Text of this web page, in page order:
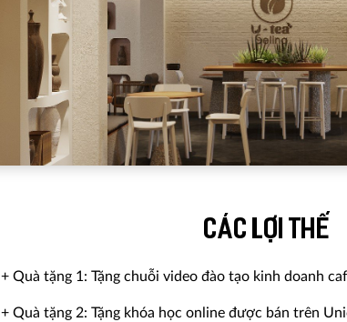
Các lợi thế
+ Quà tặng 1: Tặng chuỗi video đào tạo kinh doanh
+ Quà tặng 2: Tặng khóa học online được bán trên